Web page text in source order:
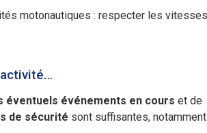
motonautiques : respecter les vitesses
éventuels événements en cours et de
de sécurité sont suffisantes, notamment